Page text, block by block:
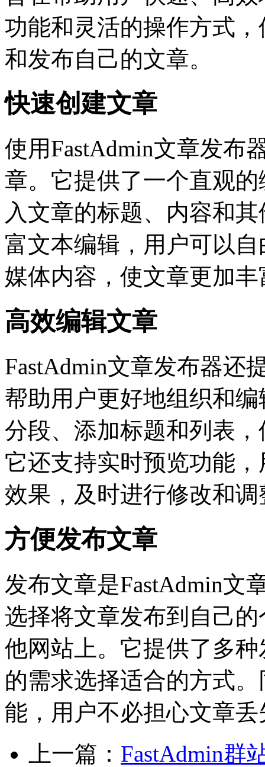
功能和灵活的操作方式
和发布自己的文章。
快速创建文章
使用FastAdmin文章发布
章。它提供了一个直观
入文章的标题、内容和
富文本编辑，用户可以
媒体内容，使文章更加
高效编辑文章
FastAdmin文章发布器还
帮助用户更好地组织和
分段、添加标题和列表
它还支持实时预览功能
效果，及时进行修改和调
方便发布文章
发布文章是FastAdmin文
选择将文章发布到自己
他网站上。它提供了多
的需求选择适合的方式
能，用户不必担心文章
上一篇： FastAdmin群